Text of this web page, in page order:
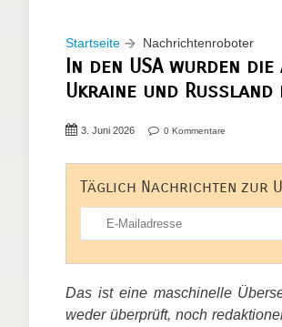
Startseite Nachrichtenroboter
In den USA wurden
Ukraine und
3. Juni 2026 0 Kommentare
Täglich Nachrichten zur
Das ist eine maschinelle
weder überprüft, noch